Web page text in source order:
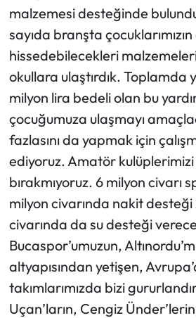
malzemesi desteğinde
sayıda branşta
hissedebilecekleri
okullara ulaştırdık. Toplamda
milyon lira bedeli olan bu
çocuğumuza ulaşmayı
fazlasını da yapmak için
ediyoruz. Amatör kulüplerimizi
bırakmıyoruz. 6 milyon civarı
milyon civarında nakit desteği
civarında da su desteği
Bucaspor’umuzun,
altyapısından yetişen,
takımlarımızda bizi
Uçan’ların, Cengiz